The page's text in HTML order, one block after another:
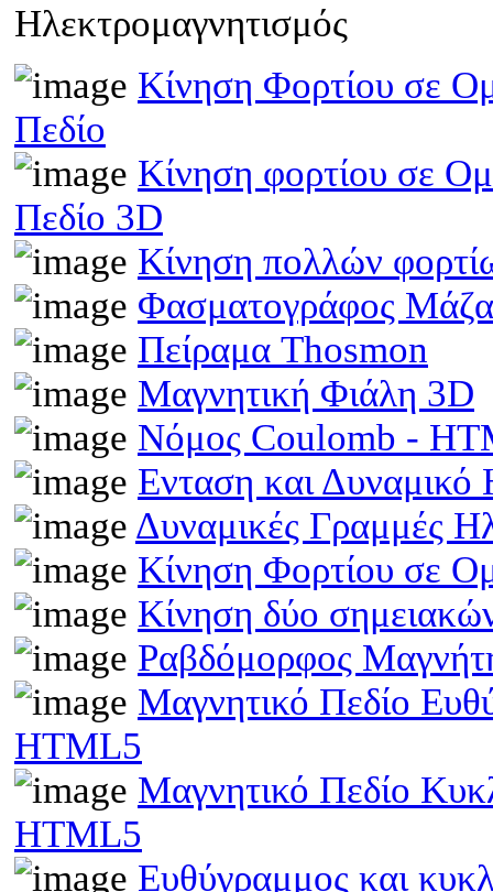
Ηλεκτρομαγνητισμός
Κίνηση Φορτίου σε
Πεδίο
Κίνηση φορτίου σε
Πεδίο 3D
Κίνηση πολλών
Φασματογράφος
Πείραμα Thosmon
Μαγνητική Φιάλη 3D
Νόμος Coulomb -
Ενταση και
Δυναμικές Γραμμές
Κίνηση Φορτίου σε
Κίνηση δύο
Ραβδόμορφος
Μαγνητικό Πεδίο
HTML5
Μαγνητικό Πεδίο
HTML5
Ευθύγραμμος και